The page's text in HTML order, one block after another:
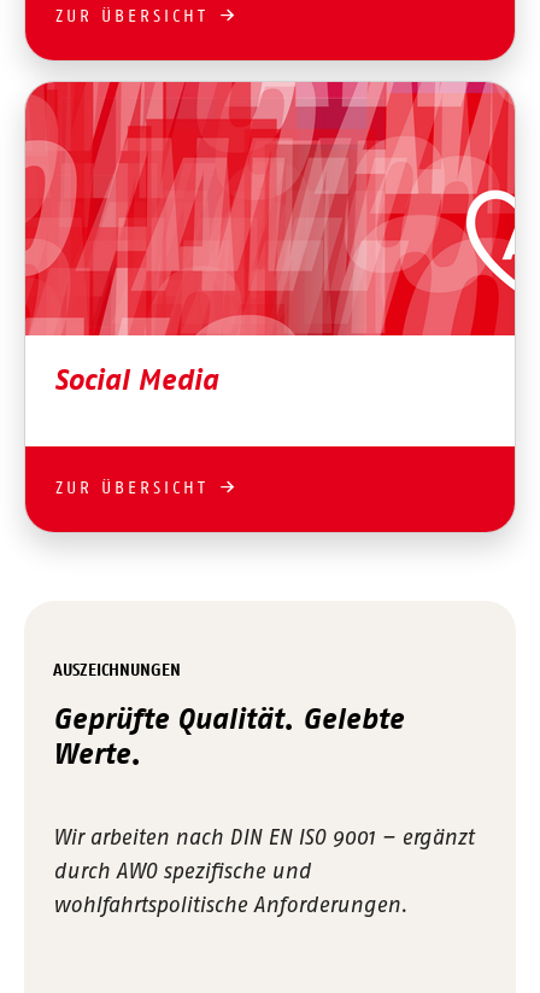
ZUR ÜBERSICHT
Social Media
ZUR ÜBERSICHT
AUSZEICHNUNGEN
Geprüfte Qualität. Gelebte
Werte.
Wir arbeiten nach DIN EN ISO 9001 – ergänzt
durch AWO spezifische und
wohlfahrtspolitische Anforderungen.